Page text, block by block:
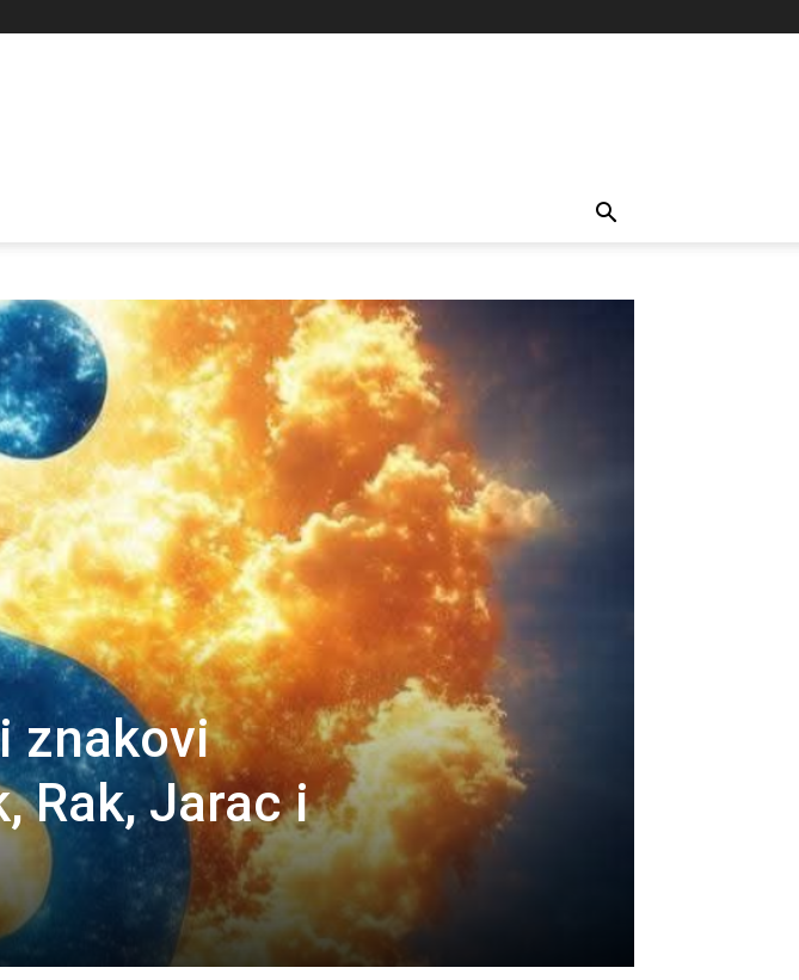
znakovi
Rak, Jarac i